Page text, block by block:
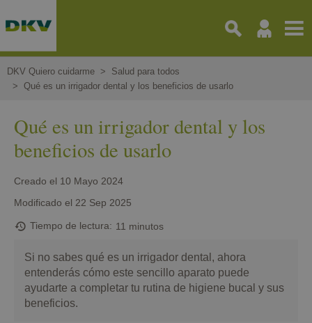
al
principal
DKV Quiero cuidarme
Salud para todos
Qué es un irrigador dental y los beneficios de usarlo
Qué es un irrigador dental y los
beneficios de usarlo
Creado el 10 Mayo 2024
Modificado el 22 Sep 2025
Tiempo de lectura 11 minutos
Si no sabes qué es un irrigador dental, ahora
entenderás cómo este sencillo aparato puede
ayudarte a completar tu rutina de higiene bucal y sus
beneficios.